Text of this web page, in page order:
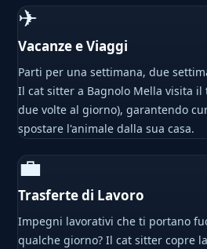
✈
Vacanze e Viaggi
Parti per una settimana, due
Il cat sitter a Bagnolo Mella visita
due volte al giorno), garantendo
spostare l'animale dalla sua casa.
💼
Trasferte di Lavoro
Impegni lavorativi che ti portano
qualche giorno? Il cat sitter copre